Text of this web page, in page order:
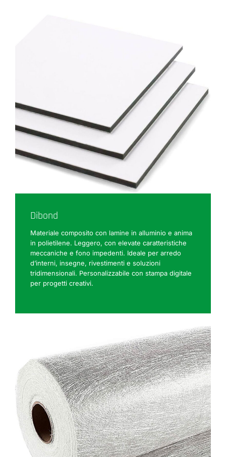
Dibond
Materiale composito con lamine in alluminio e anima
in polietilene. Leggero, con elevate caratteristiche
meccaniche e fono impedenti. Ideale per arredo
d’interni, insegne, rivestimenti e soluzioni
tridimensionali. Personalizzabile con stampa digitale
per progetti creativi.